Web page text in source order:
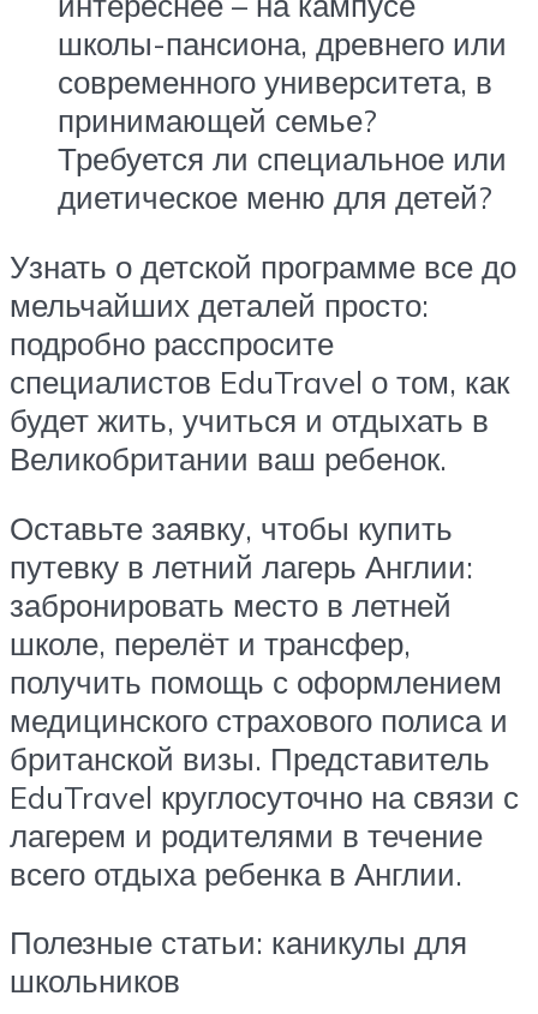
школы-пансиона, древнего или
современного университета, в
принимающей семье?
Требуется ли специальное или
диетическое меню для детей?
Узнать о детской программе все до
мельчайших деталей просто:
подробно расспросите
специалистов EduTravel о том, как
будет жить, учиться и отдыхать в
Великобритании ваш ребенок.
Оставьте заявку, чтобы купить
путевку в летний лагерь Англии:
забронировать место в летней
школе, перелёт и трансфер,
получить помощь с оформлением
медицинского страхового полиса и
британской визы. Представитель
EduTravel круглосуточно на связи с
лагерем и родителями в течение
всего отдыха ребенка в Англии.
Полезные статьи: каникулы для
школьников